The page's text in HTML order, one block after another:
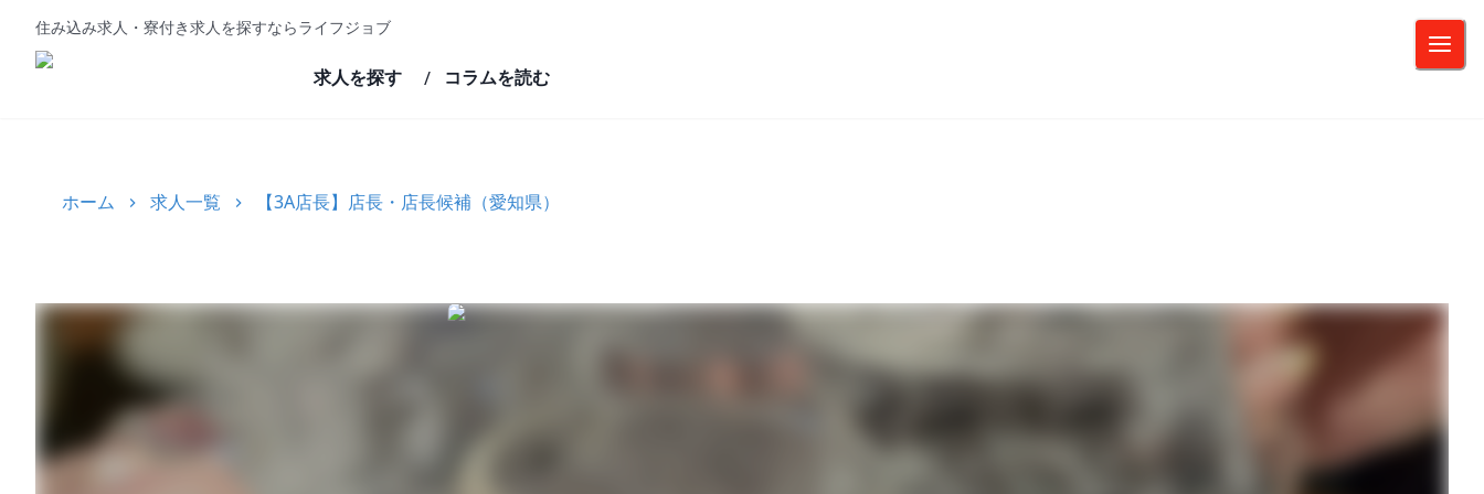
住み込み求人・寮付き求人を探すならライフジョブ
求人を探す / コラムを読む
ホーム 求人一覧 【3A店長】店長・店長候補（愛知県）